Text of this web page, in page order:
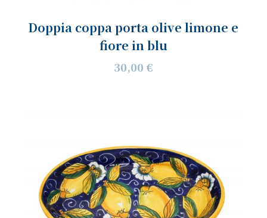
Doppia coppa porta olive limone e
fiore in blu
30,00 €